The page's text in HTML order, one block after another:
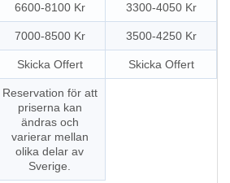
6600-8100 Kr 3300-4050 Kr
7000-8500 Kr 3500-4250 Kr
Skicka Offert Skicka Offert
Reservation för att
priserna kan
ändras och
varierar mellan
olika delar av
Sverige.